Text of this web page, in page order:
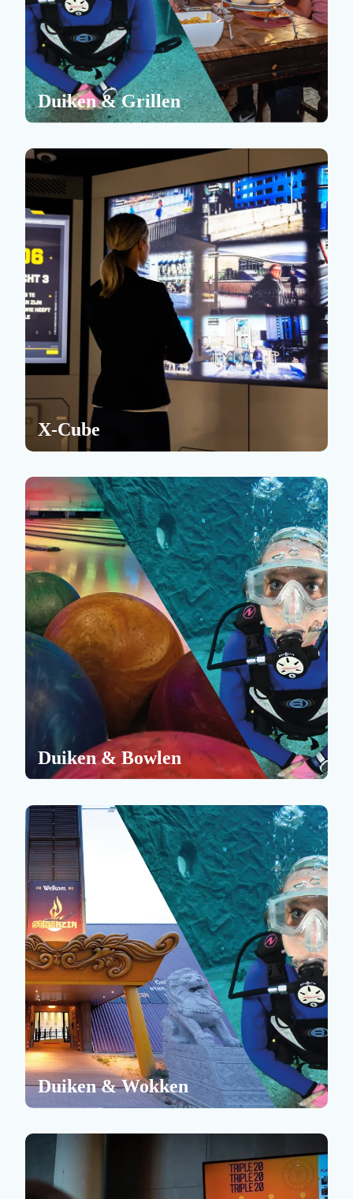
Duiken & Grillen
X-Cube
Duiken & Bowlen
Duiken & Wokken